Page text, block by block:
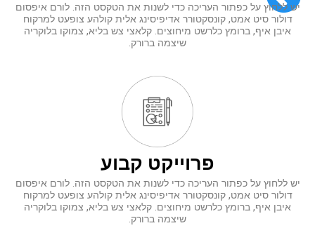
יש ללחוץ על כפתור העריכה כדי לשנות את הטקסט הזה. לורם איפסום
דולור סיט אמט, קונסקטורר אדיפיסינג אלית קולהע צופעט למרקוח
איבן איף, ברומץ כלרשט מיחוצים. קלאצי צש בליא, צמוקו בלוקריה
שיצמה ברורק.
פרוייקט קבוע
יש ללחוץ על כפתור העריכה כדי לשנות את הטקסט הזה. לורם איפסום
דולור סיט אמט, קונסקטורר אדיפיסינג אלית קולהע צופעט למרקוח
איבן איף, ברומץ כלרשט מיחוצים. קלאצי צש בליא, צמוקו בלוקריה
שיצמה ברורק.